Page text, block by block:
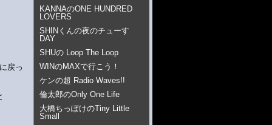
戻っ
KANNAのONE HUNDRED
LOVERS
SHINくんの夜のチューす
DAY
SHUの Loop The Loop
WINのMAXで行こう！
ケンの超 Radio Waves!!
倫太郎のOnly One Life
大橋ちっぽけのTiny Little
Small